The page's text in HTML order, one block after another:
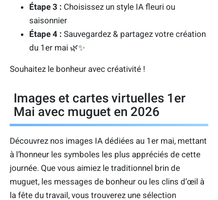
Étape 3 : Choisissez un style IA fleuri ou
saisonnier
Étape 4 : Sauvegardez & partagez votre création
du 1er mai 🌿✨
Souhaitez le bonheur avec créativité !
Images et cartes virtuelles 1er
Mai avec muguet en 2026
Découvrez nos images IA dédiées au 1er mai, mettant
à l’honneur les symboles les plus appréciés de cette
journée. Que vous aimiez le traditionnel brin de
muguet, les messages de bonheur ou les clins d’œil à
la fête du travail, vous trouverez une sélection